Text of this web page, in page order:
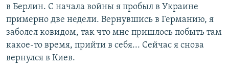
в Берлин. С начала войны я пробыл в Украине
примерно две недели. Вернувшись в Германию, я
заболел ковидом, так что мне пришлось побыть там
какое-то время, прийти в себя... Сейчас я снова
вернулся в Киев.